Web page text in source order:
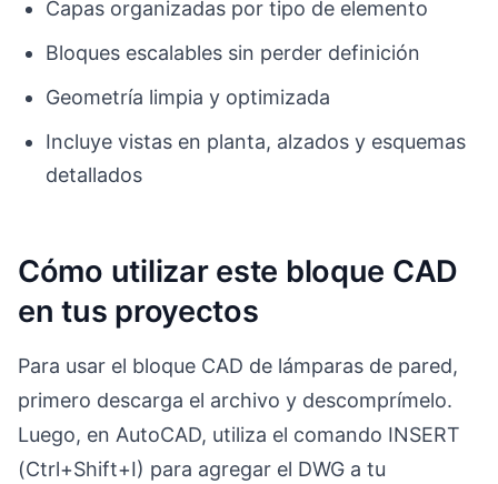
Capas organizadas por tipo de elemento
Bloques escalables sin perder definición
Geometría limpia y optimizada
Incluye vistas en planta, alzados y esquemas
detallados
Cómo utilizar este bloque CAD
en tus proyectos
Para usar el bloque CAD de lámparas de pared,
primero descarga el archivo y descomprímelo.
Luego, en AutoCAD, utiliza el comando INSERT
(Ctrl+Shift+I) para agregar el DWG a tu